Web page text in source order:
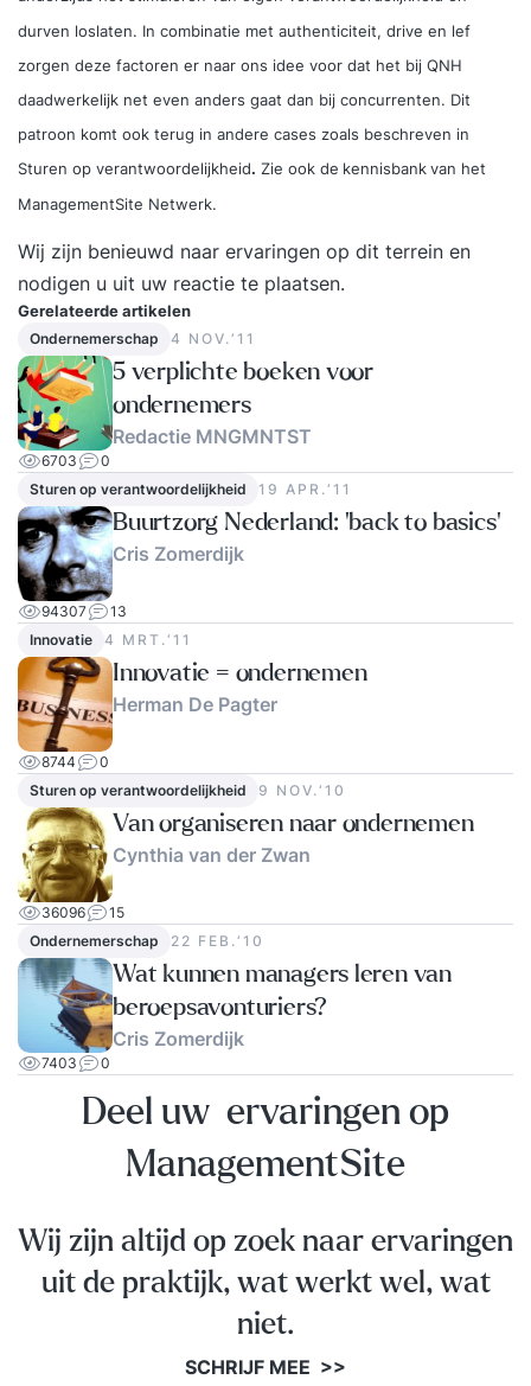
durven loslaten. In combinatie met authenticiteit, drive en lef
zorgen deze factoren er naar ons idee voor dat het bij QNH
daadwerkelijk net even anders gaat dan bij concurrenten. Dit
patroon komt ook terug in andere cases zoals beschreven in
Sturen op verantwoordelijkheid. Zie ook de kennisbankvan het
ManagementSite Netwerk.
Wij zijn benieuwd naar ervaringen op dit terrein en
nodigen u uit uw reactie te plaatsen.
Gerelateerde artikelen
Ondernemerschap 4 NOV.‘11
5 verplichte boeken voor
ondernemers
Redactie MNGMNTST
6703
0
Sturen op verantwoordelijkheid
19 APR.‘11
Buurtzorg Nederland: ‘back to basics’
Cris Zomerdijk
94307
13
Innovatie
4 MRT.‘11
Innovatie = ondernemen
Herman De Pagter
8744
0
Sturen op verantwoordelijkheid
9 NOV.‘10
Van organiseren naar ondernemen
Cynthia van der Zwan
36096
15
Ondernemerschap
22 FEB.‘10
Wat kunnen managers leren van
beroepsavonturiers?
Cris Zomerdijk
7403 0
Deel uw ervaringen op
ManagementSite
Wij zijn altijd op zoek naar ervaringen
uit de praktijk, wat werkt wel, wat
niet.
SCHRIJF MEE >>